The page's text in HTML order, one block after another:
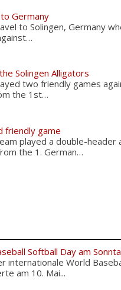
Germany
to Solingen, Germany
Solingen Alligators
two friendly games
the 1st…
friendly game
played a double-header
the 1. German…
Softball Day am
internationale World
am 10. Mai...